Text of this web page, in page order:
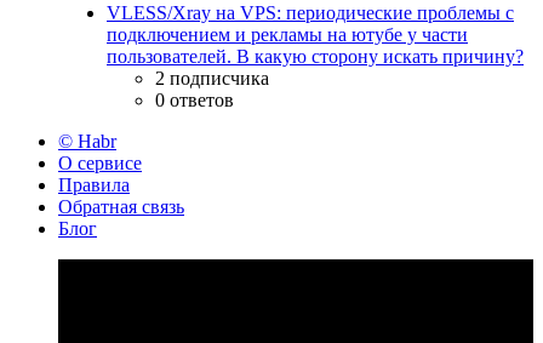
VLESS/Xray на VPS: периодические проблемы с
подключением и рекламы на ютубе у части
пользователей. В какую сторону искать причину?
2 подписчика
0 ответов
© Habr
О сервисе
Правила
Обратная связь
Блог